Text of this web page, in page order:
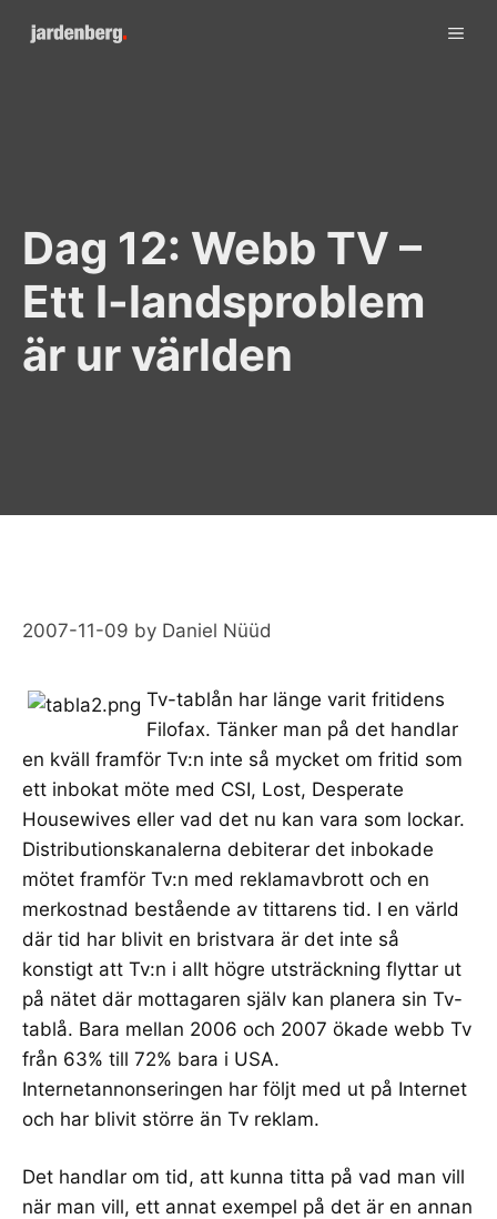
Dag 12: Webb TV –
Ett I-landsproblem
är ur världen
2007-11-09 by Daniel Nüüd
Tv-tablån har länge varit fritidens
Filofax. Tänker man på det handlar
en kväll framför Tv:n inte så mycket om fritid som
ett inbokat möte med CSI, Lost, Desperate
Housewives eller vad det nu kan vara som lockar.
Distributionskanalerna debiterar det inbokade
mötet framför Tv:n med reklamavbrott och en
merkostnad bestående av tittarens tid. I en värld
där tid har blivit en bristvara är det inte så
konstigt att Tv:n i allt högre utsträckning flyttar ut
på nätet där mottagaren själv kan planera sin Tv-
tablå. Bara mellan 2006 och 2007 ökade webb Tv
från 63% till 72% bara i USA.
Internetannonseringen har följt med ut på Internet
och har blivit större än Tv reklam.
Det handlar om tid, att kunna titta på vad man vill
när man vill, ett annat exempel på det är en annan